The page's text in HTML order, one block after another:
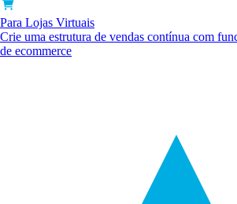
Para Lojas Virtuais
Crie uma estrutura de vendas contínua com
de ecommerce